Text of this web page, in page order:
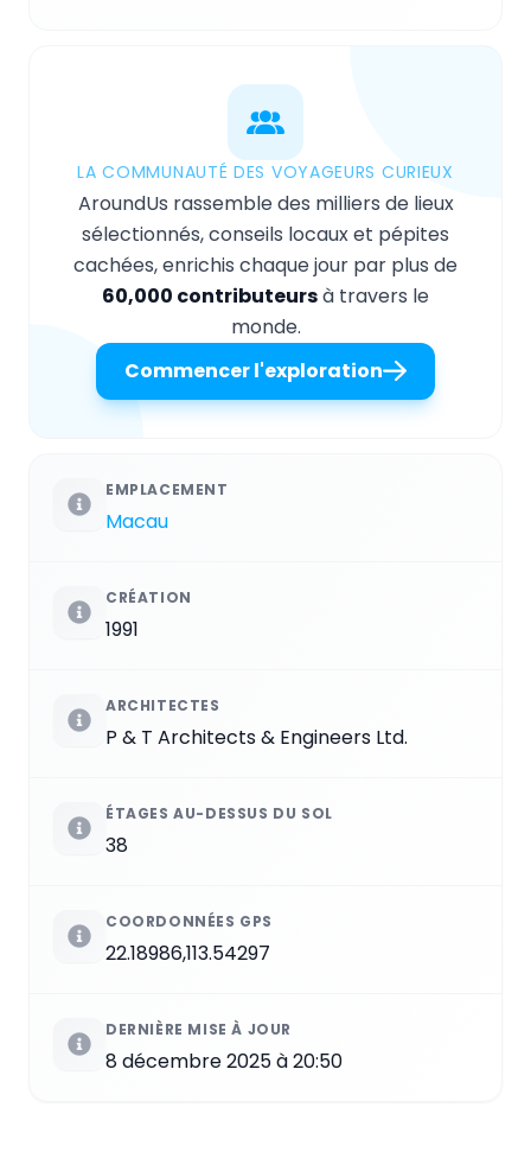
LA COMMUNAUTÉ DES VOYAGEURS CURIEUX
AroundUs rassemble des milliers de lieux
sélectionnés, conseils locaux et pépites
cachées, enrichis chaque jour par plus de
60,000 contributeursà travers le
monde.
Commencer l'exploration
EMPLACEMENT
Macau
CRÉATION
1991
ARCHITECTES
P & T Architects & Engineers Ltd.
ÉTAGES AU-DESSUS DU SOL
38
COORDONNÉES GPS
22.18986,113.54297
DERNIÈRE MISE À JOUR
8 décembre 2025 à 20:50